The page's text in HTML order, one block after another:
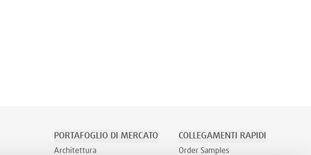
PORTAFOGLIO DI MERCATO
Architettura
COLLEGAMENTI RAPIDI
Order Samples